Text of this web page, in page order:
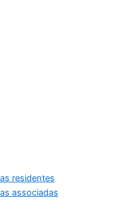
residentes
associadas